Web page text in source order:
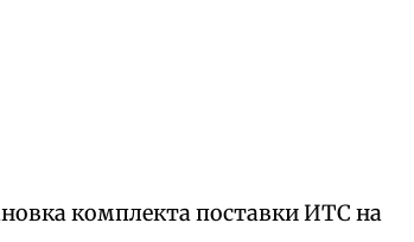
комплекта поставки ИТС на